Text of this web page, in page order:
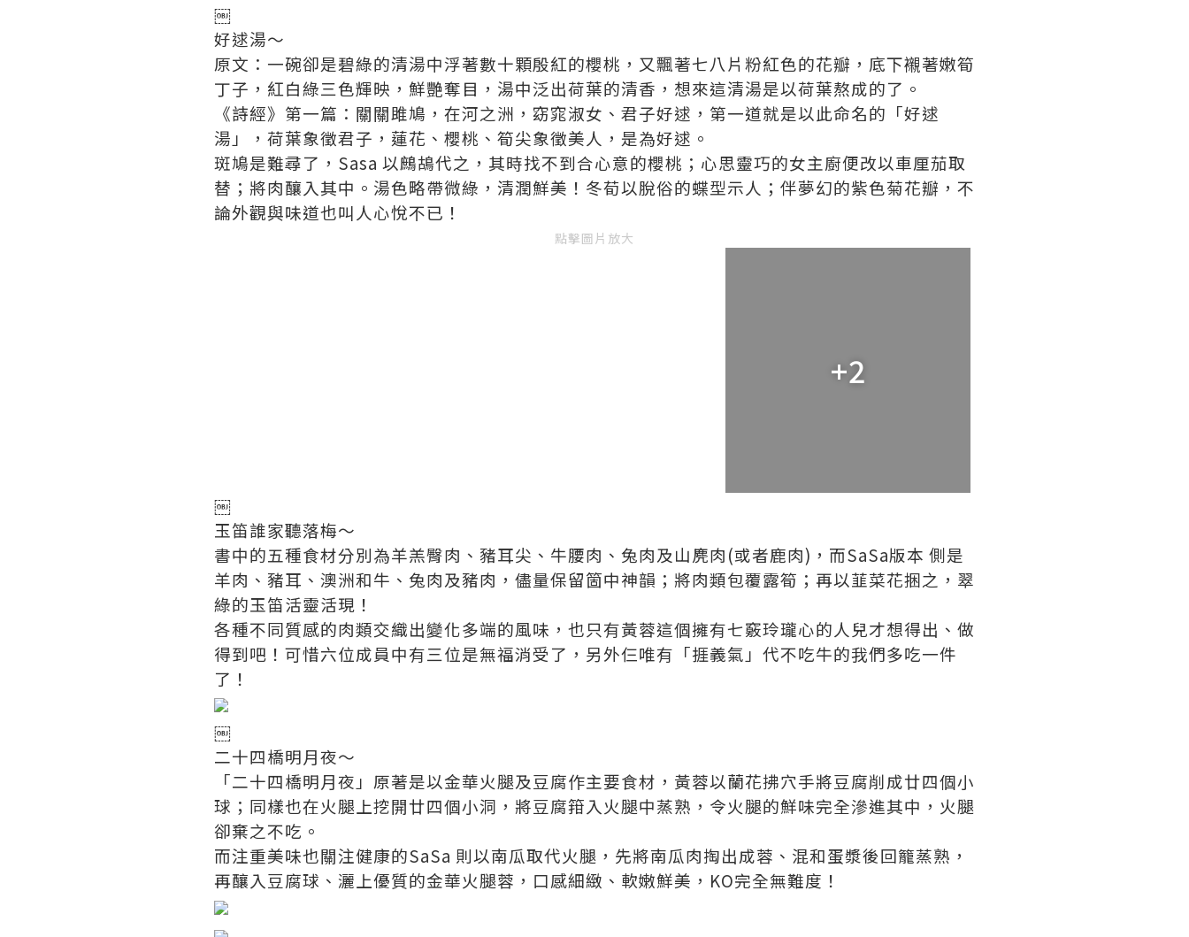
￼
好逑湯～
原文：一碗卻是碧綠的清湯中浮著數十顆殷紅的櫻桃，又飄著七八片粉紅色的花瓣，底下襯著嫩筍
丁子，紅白綠三色輝映，鮮艷奪目，湯中泛出荷葉的清香，想來這清湯是以荷葉熬成的了。
《詩經》第一篇：關關雎鳩，在河之洲，窈窕淑女、君子好逑，第一道就是以此命名的「好逑
湯」，荷葉象徵君子，蓮花、櫻桃、筍尖象徵美人，是為好逑。
斑鳩是難尋了，Sasa 以鷓鴣代之，其時找不到合心意的櫻桃；心思靈巧的女主廚便改以車厘茄取
替；將肉釀入其中。湯色略帶微綠，清潤鮮美！冬荀以脫俗的蝶型示人；伴夢幻的紫色菊花瓣，不
論外觀與味道也叫人心悅不已！
點擊圖片放大
+2
￼
玉笛誰家聽落梅～
書中的五種食材分別為羊羔臀肉、豬耳尖、牛腰肉、兔肉及山麂肉(或者鹿肉)，而SaSa版本 側是
羊肉、豬耳、澳洲和牛、兔肉及豬肉，儘量保留箇中神韻；將肉類包覆露筍；再以韮菜花捆之，翠
綠的玉笛活靈活現！
各種不同質感的肉類交織出變化多端的風味，也只有黃蓉這個擁有七竅玲瓏心的人兒才想得出、做
得到吧！可惜六位成員中有三位是無福消受了，另外仨唯有「捱義氣」代不吃牛的我們多吃一件
了！
￼
二十四橋明月夜～
「二十四橋明月夜」原著是以金華火腿及豆腐作主要食材，黃蓉以蘭花拂穴手將豆腐削成廿四個小
球；同樣也在火腿上挖開廿四個小洞，將豆腐箝入火腿中蒸熟，令火腿的鮮味完全滲進其中，火腿
卻棄之不吃。
而注重美味也關注健康的SaSa 則以南瓜取代火腿，先將南瓜肉掏出成蓉、混和蛋漿後回籠蒸熟，
再釀入豆腐球、灑上優質的金華火腿蓉，口感細緻、軟嫩鮮美，KO完全無難度！